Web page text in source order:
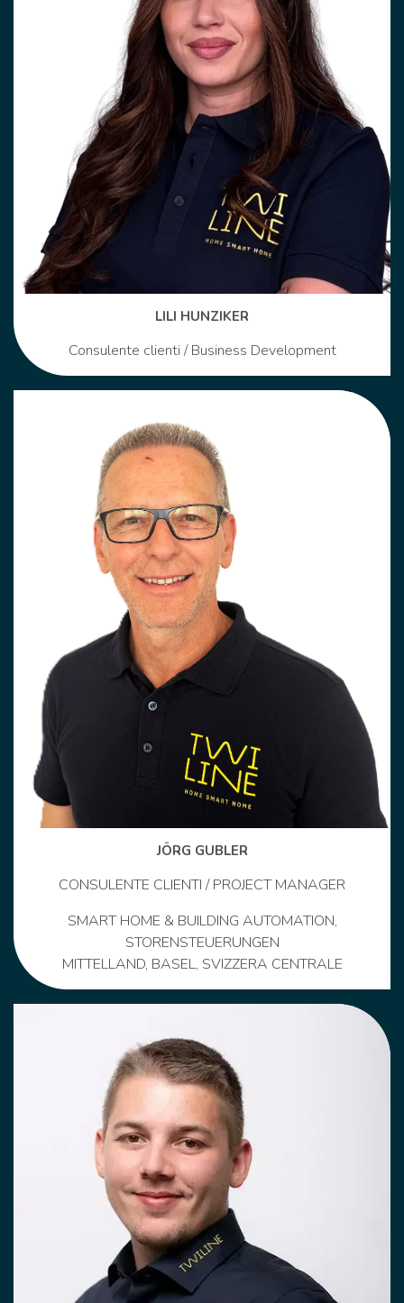
LILI HUNZIKER
Consulente clienti / Business Development
JÖRG GUBLER
CONSULENTE CLIENTI / PROJECT MANAGER
SMART HOME & BUILDING AUTOMATION,
STORENSTEUERUNGEN
MITTELLAND, BASEL, SVIZZERA CENTRALE